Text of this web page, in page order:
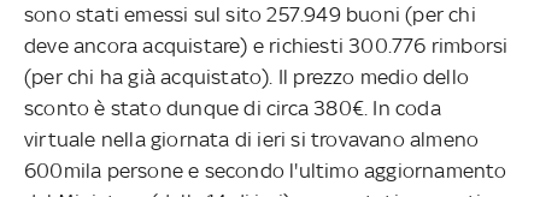
sono stati emessi sul sito 257.949 buoni (per chi
deve ancora acquistare) e richiesti 300.776 rimborsi
(per chi ha già acquistato). Il prezzo medio dello
sconto è stato dunque di circa 380€. In coda
virtuale nella giornata di ieri si trovavano almeno
600mila persone e secondo l'ultimo aggiornamento